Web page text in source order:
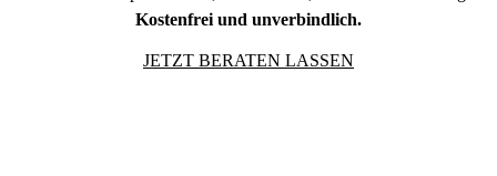
Kostenfrei und unverbindlich.
JETZT BERATEN LASSEN